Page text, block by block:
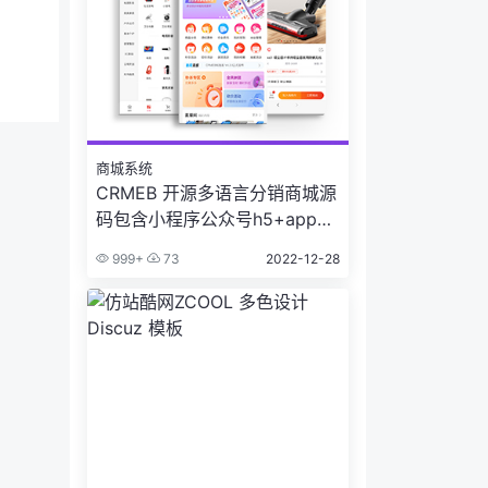
商城系统
CRMEB 开源多语言分销商城源
码包含小程序公众号h5+app多
999+ 73 2022-12-28